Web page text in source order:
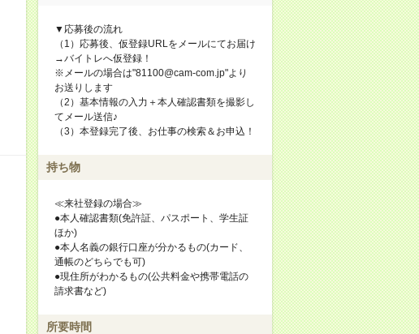
▼応募後の流れ
（1）応募後、仮登録URLをメールにてお届け
→バイトレへ仮登録！
※メールの場合は"81100@cam-com.jp"より
お送りします
（2）基本情報の入力＋本人確認書類を撮影し
てメール送信♪
（3）本登録完了後、お仕事の検索＆お申込！
持ち物
≪来社登録の場合≫
●本人確認書類(免許証、パスポート、学生証
ほか)
●本人名義の銀行口座が分かるもの(カード、
通帳のどちらでも可)
●現住所がわかるもの(公共料金や携帯電話の
請求書など)
所要時間